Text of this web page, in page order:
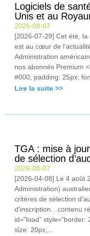
Logiciels de
Unis et au
2026-08-07
[2026-07-29] Cet été,
est au cœur de
Administration
nos abonnés Premium
#000; padding: 25px;
Lire la suite >>
TGA : mise à
de sélection
2026-08-07
[2026-04-08] Le 4 août
Administration)
critères de sélection
d'inscription…contenu
id="load" style="border:
size: 20px;...